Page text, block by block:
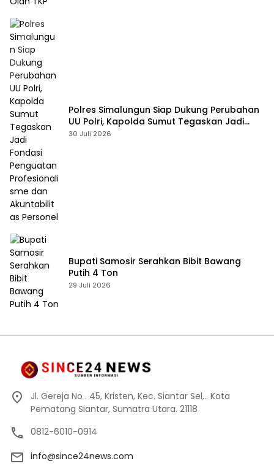
Polres Simalungun Siap Dukung Perubahan
UU Polri, Kapolda Sumut Tegaskan Jadi
Fondasi Penguatan Profesionalisme dan
30 Juli 2026
Bupati Samosir Serahkan Bibit Bawang
Putih 4 Ton
29 Juli 2026
Jl. Gereja No . 45, Kristen, Kec. Siantar Sel,.. Kota
Pematang Siantar, Sumatra Utara. 21118
0812-6010-0914
info@since24news.com